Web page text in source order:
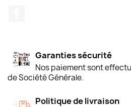
Garanties sécurité
Nos paiement sont
de Société Générale.
Politique de livraison